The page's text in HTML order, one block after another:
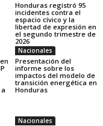
Honduras registró 95
incidentes contra el
espacio cívico y la
libertad de expresión en
el segundo trimestre de
2026
Nacionales
Presentación del
informe sobre los
impactos del modelo de
transición energética en
Honduras
Nacionales